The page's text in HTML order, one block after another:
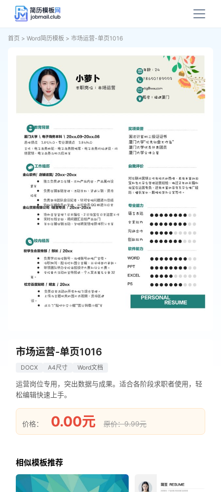
首页 > Word简历模板 > 市场运营-单页1016
市场运营-单页1016
DOCX A4尺寸 Word文档
运营岗位专用，突出数据与成果。适合各阶段求职者使用，轻
松编辑快速上手。
价格： 0.00元 原价：9.99元
相似模板推荐